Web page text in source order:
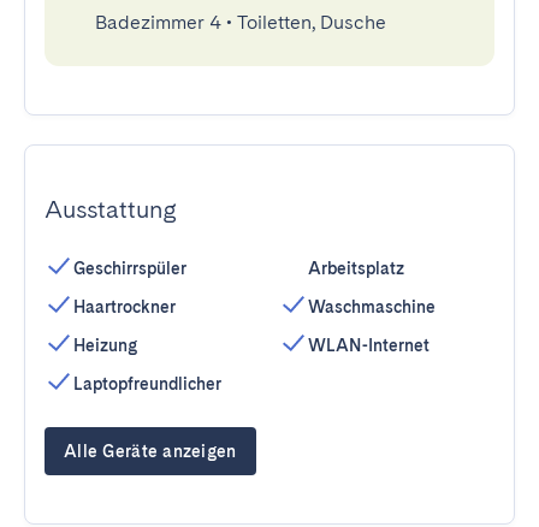
Badezimmer 4 • Toiletten, Dusche
Ausstattung
Geschirrspüler
Haartrockner
Heizung
Laptopfreundlicher
Arbeitsplatz
Waschmaschine
WLAN-Internet
Alle Geräte anzeigen